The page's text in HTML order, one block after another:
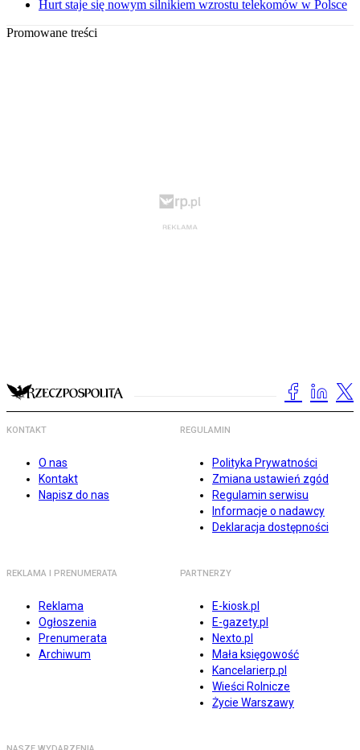
Hurt staje się nowym silnikiem wzrostu telekomów w Polsce
Promowane treści
KONTAKT
O nas
Kontakt
Napisz do nas
REGULAMIN
Polityka Prywatności
Zmiana ustawień zgód
Regulamin serwisu
Informacje o nadawcy
Deklaracja dostępności
REKLAMA I PRENUMERATA
Reklama
Ogłoszenia
Prenumerata
Archiwum
PARTNERZY
E-kiosk.pl
E-gazety.pl
Nexto.pl
Mała księgowość
Kancelarierp.pl
Wieści Rolnicze
Życie Warszawy